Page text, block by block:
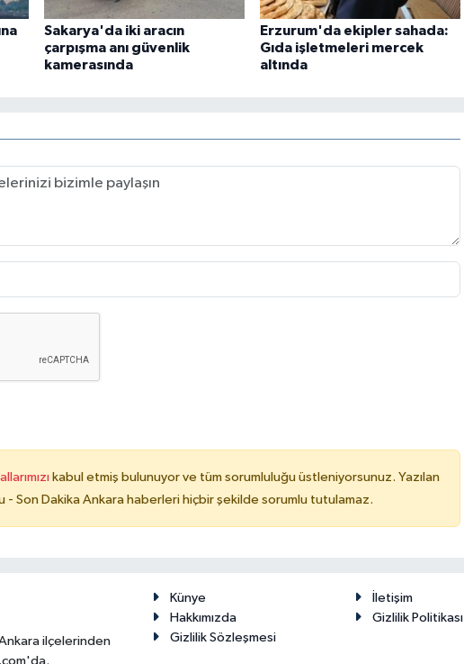
Sakarya'da iki aracın
çarpışma anı güvenlik
kamerasında
Erzurum'da ekipler sahada:
Gıda işletmeleri mercek
altında
kabul etmiş bulunuyor ve tüm sorumluluğu üstleniyorsunuz. Yazılan
- Son Dakika Ankara haberleri hiçbir şekilde sorumlu tutulamaz.
ilçelerinden
Künye
İletişim
Hakkımızda
Gizlilik Politikası
Gizlilik Sözleşmesi